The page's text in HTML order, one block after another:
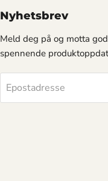
Nyhetsbrev
Meld deg på og motta
spennende
Epostadresse